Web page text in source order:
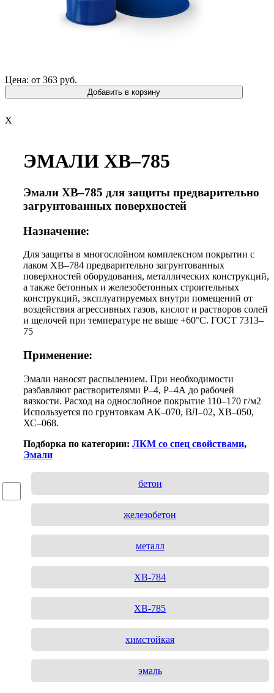
Цена: от 363 руб.
Добавить в корзину
X
ЭМАЛИ ХВ–785
Эмали ХВ–785 для защиты предварительно
загрунтованных поверхностей
Назначение:
Для защиты в многослойном комплексном покрытии с
лаком ХВ–784 предварительно загрунтованных
поверхностей оборудования, металлических конструкций,
а также бетонных и железобетонных строительных
конструкций, эксплуатируемых внутри помещений от
воздействия агрессивных газов, кислот и растворов солей
и щелочей при температуре не выше +60°C. ГОСТ 7313–
75
Применение:
Эмали наносят распылением. При необходимости
разбавляют растворителями Р–4, Р–4А до рабочей
вязкости. Расход на однослойное покрытие 110–170 г/м2
Используется по грунтовкам АК–070, ВЛ–02, ХВ–050,
ХС–068.
Подборка по категории: ЛКМ со спец свойствами,
Эмали
бетон
железобетон
металл
ХВ-784
ХВ-785
химстойкая
эмаль